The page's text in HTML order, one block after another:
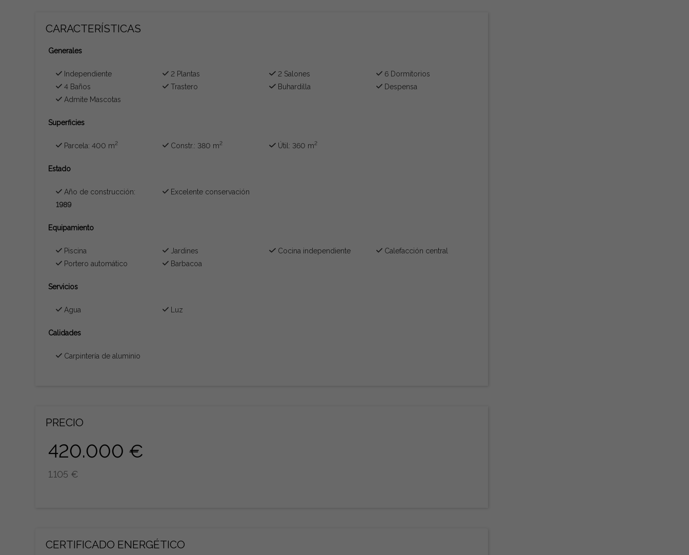
CARACTERÍSTICAS
Generales
Independiente 2 Plantas 2 Salones
6 Dormitorios
4 Baños
Trastero Buhardilla
Despensa
Admite Mascotas
Superficies
Parcela: 400 m2 Constr.: 380 m2 Útil: 360 m2
Estado
Año de construcción:
1989
Excelente conservación
Equipamiento
Piscina Jardines Cocina independiente
Calefacción central
Portero automático
Barbacoa
Servicios
Agua Luz
Calidades
Carpintería de aluminio
PRECIO
420.000 €
1.105 €
CERTIFICADO ENERGÉTICO